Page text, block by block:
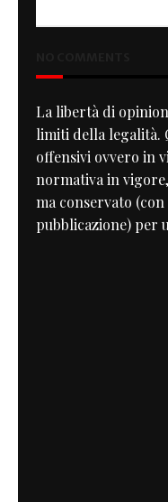
La libertà di
limiti della legalità.
offensivi ovvero in
normativa in
ma conservato
pubblicazione) per